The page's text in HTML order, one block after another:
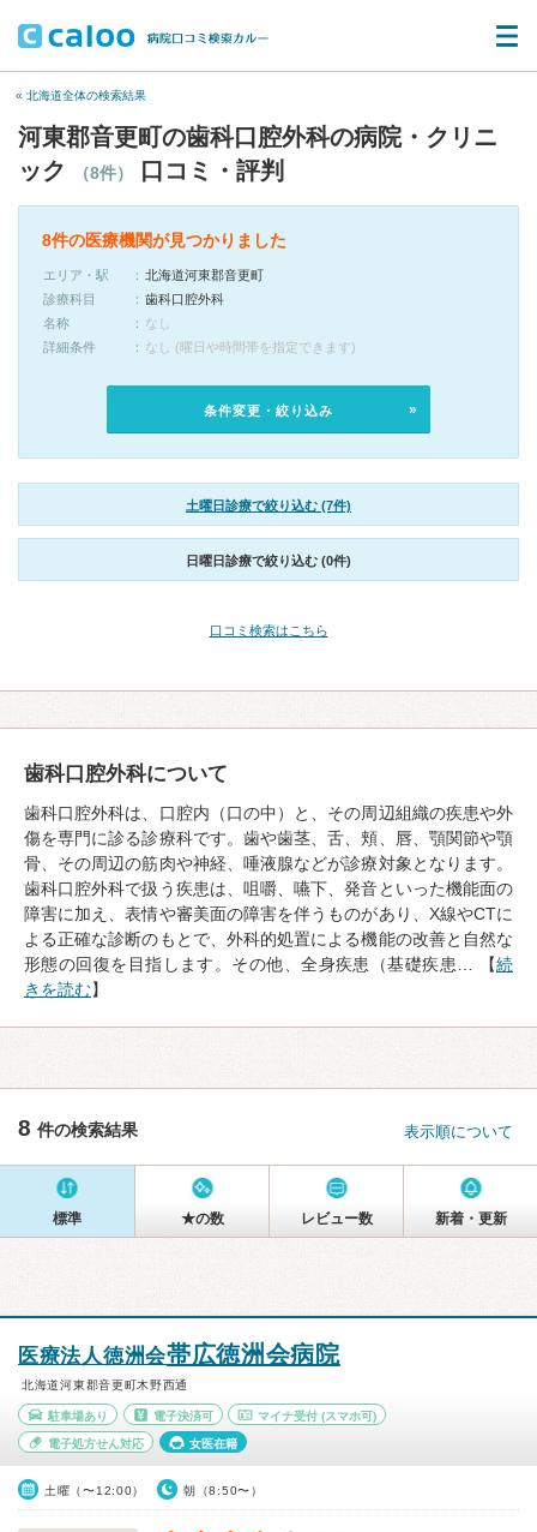
« 北海道全体の検索結果
河東郡音更町の歯科口腔外科の病院・クリニ
ック
（8件） 口コミ・評判
8件の医療機関が見つかりました
エリア・駅
北海道河東郡音更町
診療科目
歯科口腔外科
名称
なし
詳細条件
なし (曜日や時間帯を指定できます)
条件変更・絞り込み
土曜日診療で絞り込む (7件)
日曜日診療で絞り込む (0件)
口コミ検索はこちら
歯科口腔外科について
歯科口腔外科は、口腔内（口の中）と、その周辺組織の疾患や外
傷を専門に診る診療科です。歯や歯茎、舌、頬、唇、顎関節や顎
骨、その周辺の筋肉や神経、唾液腺などが診療対象となります。
歯科口腔外科で扱う疾患は、咀嚼、嚥下、発音といった機能面の
障害に加え、表情や審美面の障害を伴うものがあり、X線やCTに
よる正確な診断のもとで、外科的処置による機能の改善と自然な
形態の回復を目指します。その他、全身疾患（基礎疾患… 【続
きを読む】
8 件の検索結果 表示順について
標準 ★の数 レビュー数 新着・更新
医療法人徳洲会帯広徳洲会病院
北海道河東郡音更町木野西通
駐車場あり 電子決済可 マイナ受付 (スマホ可)
電子処方せん対応 女医在籍
土曜（〜12:00） 朝（8:50〜）